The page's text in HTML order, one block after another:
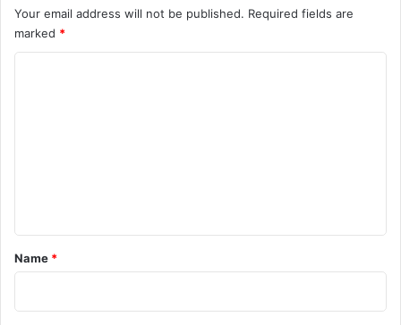
Your email address will not be published. Required fields are
marked *
*
Name *